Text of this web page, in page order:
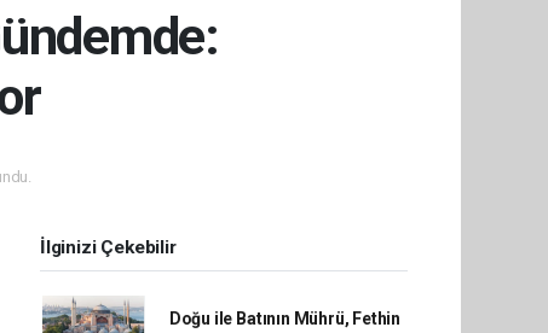
İlginizi Çekebilir
Doğu ile Batının Mührü, Fethin